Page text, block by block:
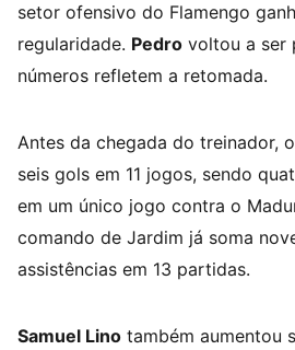
setor ofensivo do Flamengo
regularidade. Pedro voltou a ser
números refletem a retomada.
Antes da chegada do treinador,
seis gols em 11 jogos, sendo
em um único jogo contra o
comando de Jardim já soma
assistências em 13 partidas.
Samuel Lino também aumentou